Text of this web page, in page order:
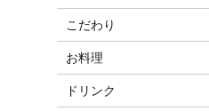
こだわり
お料理
ドリンク